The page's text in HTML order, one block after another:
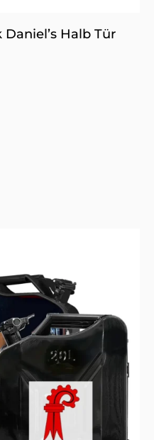
Halb Tür